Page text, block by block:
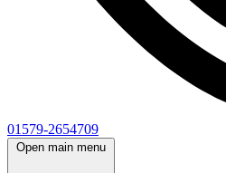
01579-2654709
Open main menu